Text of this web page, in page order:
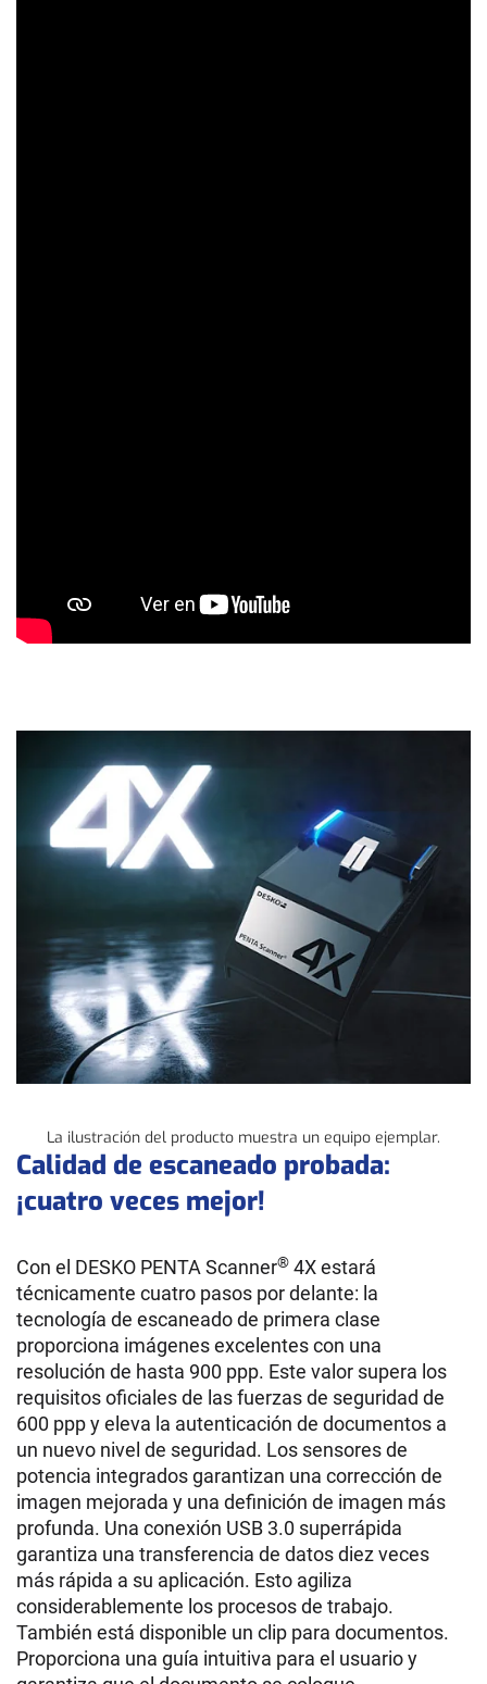
La ilustración del producto muestra un equipo ejemplar.
Calidad de escaneado probada:
¡cuatro veces mejor!
Con el DESKO PENTA Scanner® 4X estará
técnicamente cuatro pasos por delante: la
tecnología de escaneado de primera clase
proporciona imágenes excelentes con una
resolución de hasta 900 ppp. Este valor supera los
requisitos oficiales de las fuerzas de seguridad de
600 ppp y eleva la autenticación de documentos a
un nuevo nivel de seguridad. Los sensores de
potencia integrados garantizan una corrección de
imagen mejorada y una definición de imagen más
profunda. Una conexión USB 3.0 superrápida
garantiza una transferencia de datos diez veces
más rápida a su aplicación. Esto agiliza
considerablemente los procesos de trabajo.
También está disponible un clip para documentos.
Proporciona una guía intuitiva para el usuario y